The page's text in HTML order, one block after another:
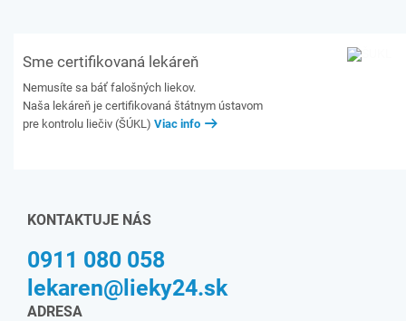
Sme certifikovaná lekáreň
Nemusíte sa báť falošných liekov.
Naša lekáreň je certifikovaná štátnym ústavom
pre kontrolu liečiv (ŠÚKL) Viac info
KONTAKTUJE NÁS
0911 080 058
lekaren@lieky24.sk
ADRESA